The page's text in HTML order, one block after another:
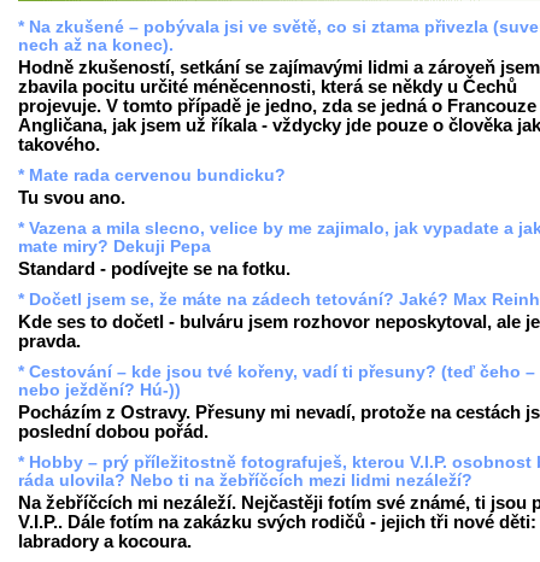
* Na zkušené – pobývala jsi ve světě, co si ztama přivezla
nech až na konec).
Hodně zkušeností, setkání se zajímavými lidmi a zároveň
zbavila pocitu určité méněcennosti, která se někdy u Čechů
projevuje. V tomto případě je jedno, zda se jedná o Francouze
Angličana, jak jsem už říkala - vždycky jde pouze o člověka
takového.
* Mate rada cervenou bundicku?
Tu svou ano.
* Vazena a mila slecno, velice by me zajimalo, jak vypadate a
mate miry? Dekuji Pepa
Standard - podívejte se na fotku.
* Dočetl jsem se, že máte na zádech tetování? Jaké? Max
Kde ses to dočetl - bulváru jsem rozhovor neposkytoval, ale
pravda.
* Cestování – kde jsou tvé kořeny, vadí ti přesuny? (teď čeho –
nebo ježdění? Hú-))
Pocházím z Ostravy. Přesuny mi nevadí, protože na cestách
poslední dobou pořád.
* Hobby – prý příležitostně fotografuješ, kterou V.I.P. osobnost
ráda ulovila? Nebo ti na žebříčcích mezi lidmi nezáleží?
Na žebříčcích mi nezáleží. Nejčastěji fotím své známé, ti jsou
V.I.P.. Dále fotím na zakázku svých rodičů - jejich tři nové děti:
labradory a kocoura.